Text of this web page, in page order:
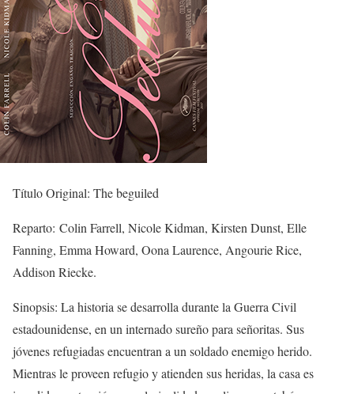
Título Original: The beguiled
Reparto: Colin Farrell, Nicole Kidman, Kirsten Dunst, Elle
Fanning, Emma Howard, Oona Laurence, Angourie Rice,
Addison Riecke.
Sinopsis: La historia se desarrolla durante la Guerra Civil
estadounidense, en un internado sureño para señoritas. Sus
jóvenes refugiadas encuentran a un soldado enemigo herido.
Mientras le proveen refugio y atienden sus heridas, la casa es